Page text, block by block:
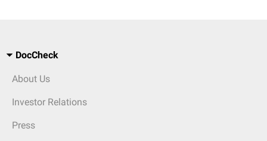
DocCheck
About Us
Investor Relations
Press